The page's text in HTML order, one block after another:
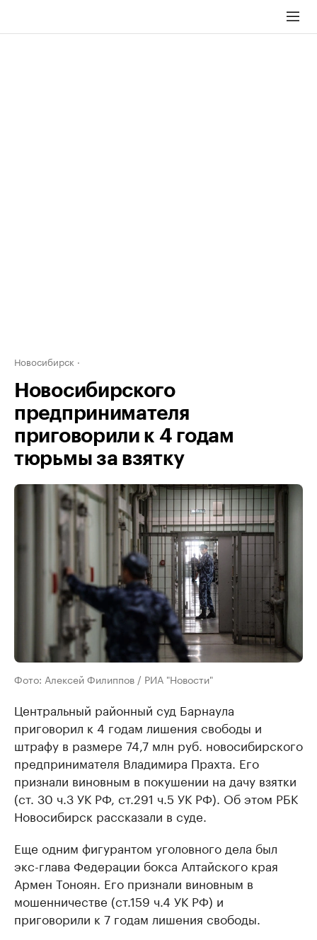
Новосибирск
Новосибирского
предпринимателя
приговорили к 4 годам
тюрьмы за взятку
Фото: Алексей Филиппов / РИА "Новости"
Центральный районный суд Барнаула
приговорил к 4 годам лишения свободы и
штрафу в размере 74,7 млн руб. новосибирского
предпринимателя Владимира Прахта. Его
признали виновным в покушении на дачу взятки
(ст. 30 ч.3 УК РФ, ст.291 ч.5 УК РФ). Об этом РБК
Новосибирск рассказали в суде.
Еще одним фигурантом уголовного дела был
экс-глава Федерации бокса Алтайского края
Армен Тоноян. Его признали виновным в
мошенничестве (ст.159 ч.4 УК РФ) и
приговорили к 7 годам лишения свободы.